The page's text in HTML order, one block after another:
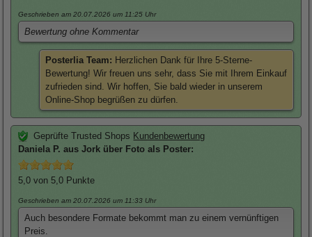
Geschrieben am 20.07.2026 um 11:25 Uhr
Bewertung ohne Kommentar
Posterlia Team: Herzlichen Dank für Ihre 5-Sterne-
Bewertung! Wir freuen uns sehr, dass Sie mit Ihrem Einkauf
zufrieden sind. Wir hoffen, Sie bald wieder in unserem
Online-Shop begrüßen zu dürfen.
Geprüfte Trusted Shops Kundenbewertung
DanielaP. aus Jork über Foto als Poster:
5,0 von 5,0 Punkte
Geschrieben am 20.07.2026 um 11:33 Uhr
Auch besondere Formate bekommt man zu einem vernünftigen
Preis.